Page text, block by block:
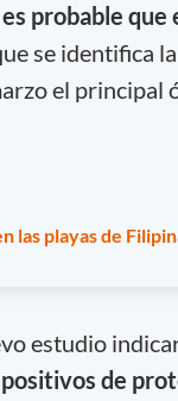
probable
se identifica
el
las playas de
estudio
de